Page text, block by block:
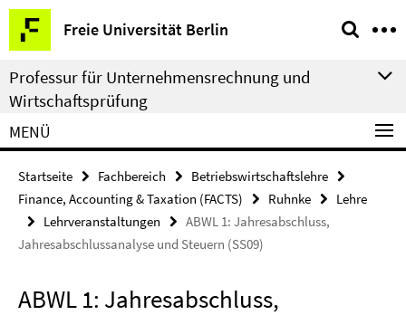
Springe
direkt
zu
Inhalt
Freie Universität Berlin
Service-
Navigation
Professur für Unternehmensrechnung und
Wirtschaftsprüfung
MENÜ
Startseite Fachbereich
Betriebswirtschaftslehre
Finance, Accounting & Taxation (FACTS)
Ruhnke
Lehre
Lehrveranstaltungen
ABWL 1: Jahresabschluss,
Jahresabschlussanalyse und Steuern (SS09)
ABWL 1: Jahresabschluss,